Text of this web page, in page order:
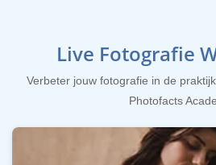
Live Fotografie
Verbeter jouw fotografie in de
Photofacts